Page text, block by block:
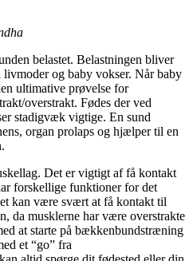
belastet. Belastningen bliver
og baby vokser. Når baby
ultimative prøvelse for
overstrakt. Fødes der ved
stadigvæk vigtige. En sund
organ prolaps og hjælper til en
Det er vigtigt af få kontakt
forskellige funktioner for det
kan være svært at få kontakt til
da musklerne har være overstrakte
at starte på bækkenbundstræning
et “go” fra